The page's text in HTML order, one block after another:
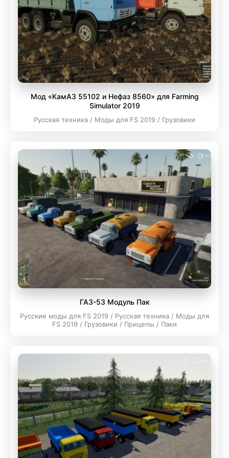
Мод «КамАЗ 55102 и Нефаз 8560» для Farming
Simulator 2019
Русская техника / Моды для FS 2019 / Грузовики
ГАЗ-53 Модуль Пак
Русские моды для FS 2019 / Русская техника / Моды для
FS 2019 / Грузовики / Прицепы / Паки